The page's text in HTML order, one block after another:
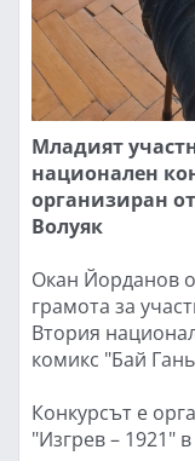
Младият
национален
организиран
Волуяк
Окан Йорданов
грамота за
Втория
комикс "Бай
Конкурсът е
"Изгрев – 1921"